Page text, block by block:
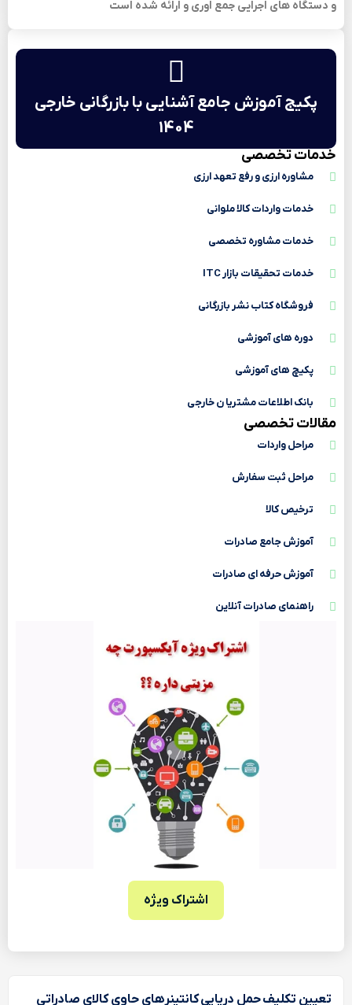
پکیج آموزش جامع آشنایی با بازرگانی خارجی
1404
خدمات تخصصی
مشاوره ارزی و رفع تعهد ارزی
خدمات واردات کالا ملوانی
خدمات مشاوره تخصصی
خدمات تحقیقات بازار ITC
فروشگاه کتاب نشر بازرگانی
دوره های آموزشی
پکیچ های آموزشی
بانک اطلاعات مشتریا ن خارجی
مقالات تخصصی
مراحل واردات
مراحل ثبت سفارش
ترخیص کالا
آموزش جامع صادرات
آموزش حرفه ای صادرات
راهنمای صادرات آنلاین
اشتراک ویژه
و دستگاه های اجرایی جمع اوری و ارائه شده است
تعیین تکلیف حمل دریایی کانتینرهای حاوی کالای صادراتی